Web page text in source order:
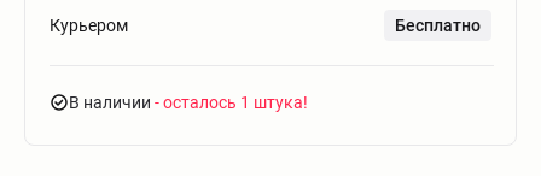
Курьером Бесплатно
В наличии - осталось 1 штука